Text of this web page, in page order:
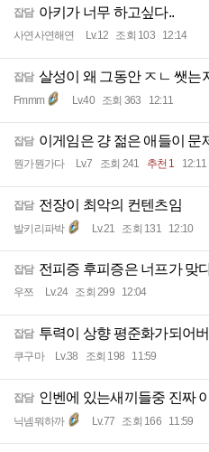
잡담 아키가 너무 하고싶다..
사연사연해연 Lv.12 조회 103 12:14
잡담 살성이 왜 그동안 ㅈㄴ 쌧는
Fmmm Lv.40 조회 363 12:11
잡담 이게임은 걍 젊은 애들이 문
뭔가뭔가다 Lv.7 조회 241 추천 1 12:11
잡담 전장이 최악의 컨텐츠임
발키리파박 Lv.21 조회 131 12:10
잡담 전피증 후피증은 너프가 맞
우쯔 Lv.24 조회 299 12:04
잡담 투력이 상향 평준화가되어
쿠구마 Lv.38 조회 198 11:59
잡담 인벤에 있는새끼들중 진짜
닉넴뭐하까 Lv.77 조회 166 11:59